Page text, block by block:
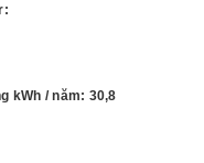
kWh / năm: 30,8